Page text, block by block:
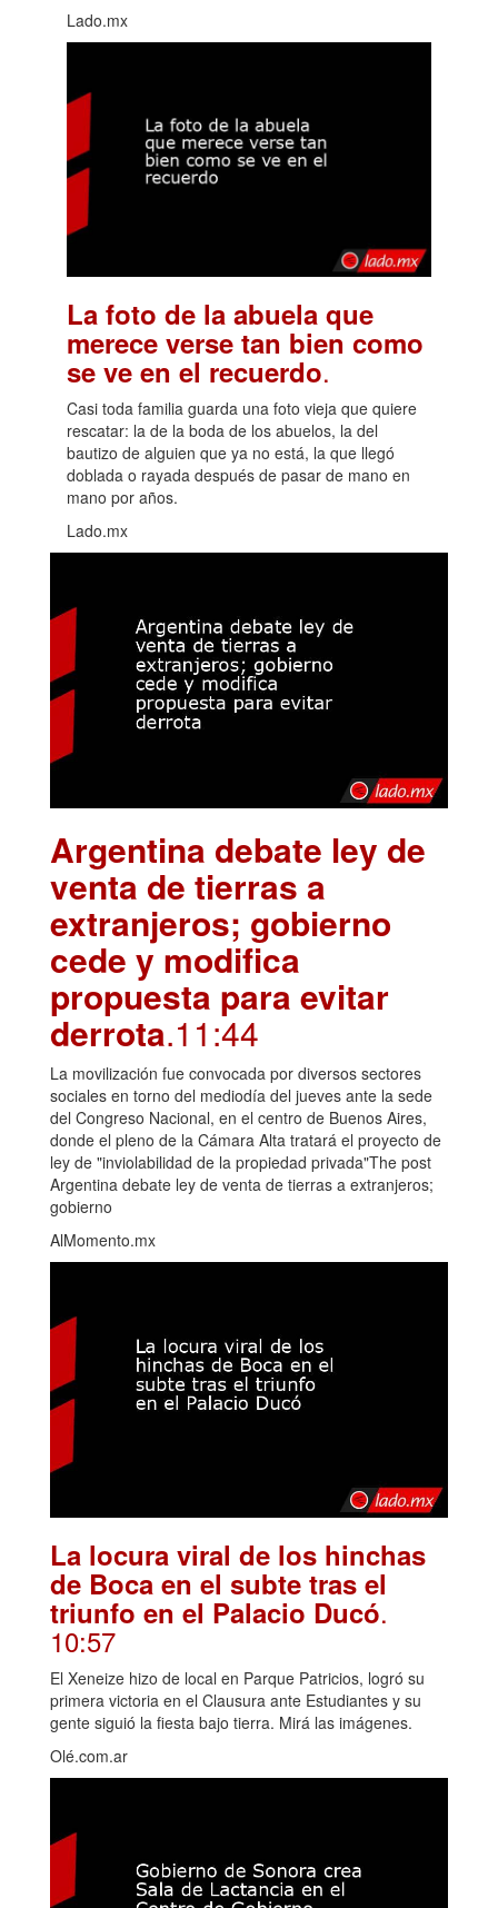
Lado.mx
La foto de la abuela que
merece verse tan bien como
se ve en el recuerdo.
Casi toda familia guarda una foto vieja que quiere
rescatar: la de la boda de los abuelos, la del
bautizo de alguien que ya no está, la que llegó
doblada o rayada después de pasar de mano en
mano por años.
Lado.mx
Argentina debate ley de
venta de tierras a
extranjeros; gobierno
cede y modifica
propuesta para evitar
derrota.11:44
La movilización fue convocada por diversos sectores
sociales en torno del mediodía del jueves ante la sede
del Congreso Nacional, en el centro de Buenos Aires,
donde el pleno de la Cámara Alta tratará el proyecto de
ley de "inviolabilidad de la propiedad privada"The post
Argentina debate ley de venta de tierras a extranjeros;
gobierno
AlMomento.mx
La locura viral de los hinchas
de Boca en el subte tras el
triunfo en el Palacio Ducó.
10:57
El Xeneize hizo de local en Parque Patricios, logró su
primera victoria en el Clausura ante Estudiantes y su
gente siguió la fiesta bajo tierra. Mirá las imágenes.
Olé.com.ar